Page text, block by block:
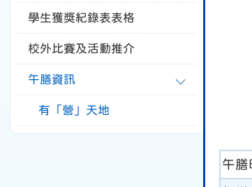
午膳
學生獲獎紀錄表表格
校外比賽及活動推介
午膳資訊
有「營」天地